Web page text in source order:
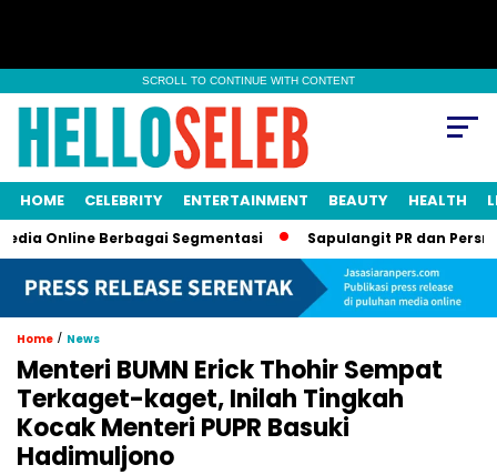
SCROLL TO CONTINUE WITH CONTENT
HOME CELEBRITY ENTERTAINMENT BEAUTY HEALTH
Berbagai Segmentasi Sapulangit PR dan Persrilis.com
Home / News
Menteri BUMN Erick Thohir Sempat
Terkaget-kaget, Inilah Tingkah
Kocak Menteri PUPR Basuki
Hadimuljono